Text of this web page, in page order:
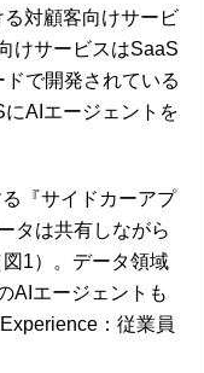
対顧客向けサービ
けサービスはSaaS
で開発されている
AIエージェントを
『サイドカーアプ
タは共有しながら
1）。データ領域
AIエージェントも
：従業員